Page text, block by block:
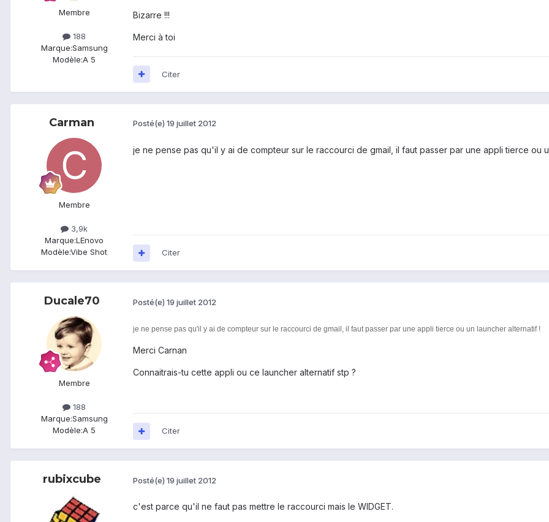
Membre
188
Marque:Samsung
Modèle:A 5
Bizarre !!!
Merci à toi
Citer
Carman
Membre
3,9k
Marque:LEnovo
Modèle:Vibe Shot
Posté(e) 19 juillet 2012
je ne pense pas qu'il y ai de compteur sur le raccourci de gmail, il faut passer par une appli tierce ou
Citer
Ducale70
Membre
188
Marque:Samsung
Modèle:A 5
Posté(e) 19 juillet 2012
je ne pense pas qu'il y ai de compteur sur le raccourci de gmail, il faut passer par une appli tierce ou un launcher alternatif !
Merci Carnan
Connaitrais-tu cette appli ou ce launcher alternatif stp ?
Citer
rubixcube Posté(e) 19 juillet 2012
c'est parce qu'il ne faut pas mettre le raccourci mais le WIDGET.